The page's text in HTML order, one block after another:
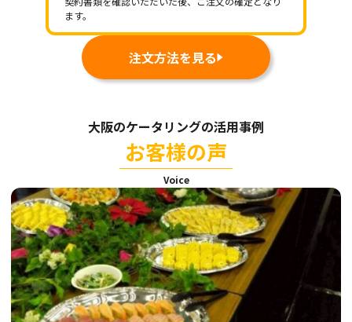
ます。
注文方法を見る
大阪のケータリングの活用事例
お客様の声
Voice